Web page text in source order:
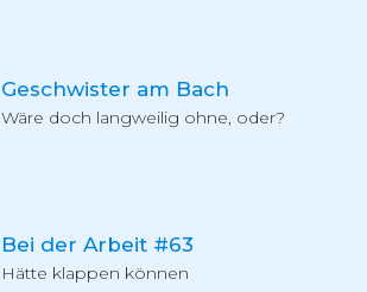
Geschwister am Bach
Wäre doch langweilig ohne, oder?
Bei der Arbeit #63
Hätte klappen können